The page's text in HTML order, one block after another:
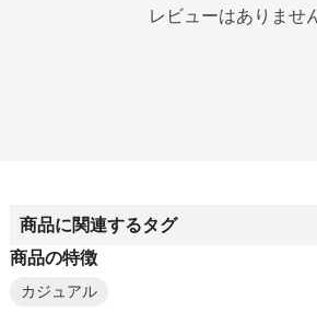
レビューはありませ
商品に関連するタグ
商品の特徴
カジュアル